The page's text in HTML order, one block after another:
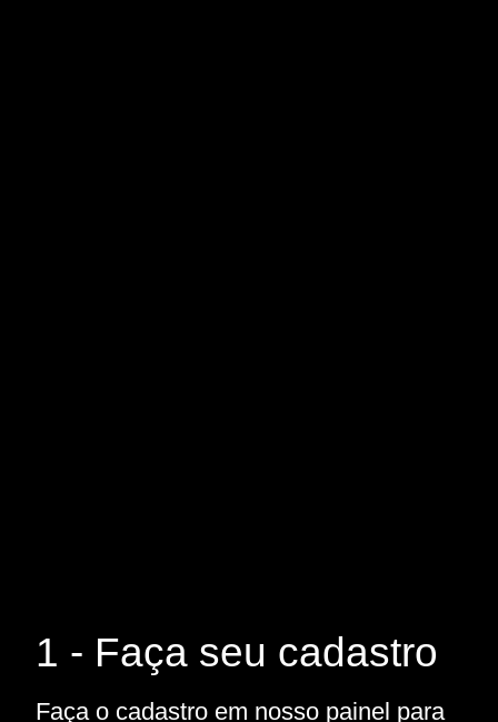
1 - Faça seu cadastro
Faça o cadastro em nosso painel para